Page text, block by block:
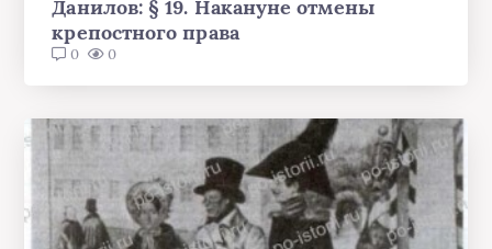
Данилов: § 19. Накануне отмены
крепостного права
0 0